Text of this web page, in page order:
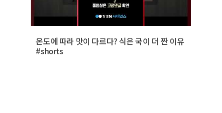
온도에 따라 맛이 다르다? 식은 국이 더 짠 이유
#shorts